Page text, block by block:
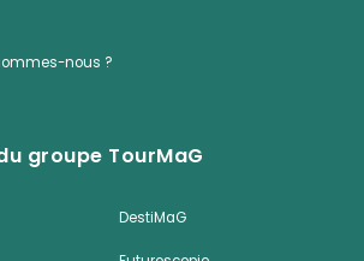
nous ?
groupe TourMaG
DestiMaG